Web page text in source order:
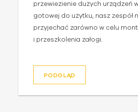
przewiezienie dużych urządzeń
gotowej do użytku, nasz zespół
przyjechać zarówno w celu
i przeszkolenia załogi.
PODGLĄD